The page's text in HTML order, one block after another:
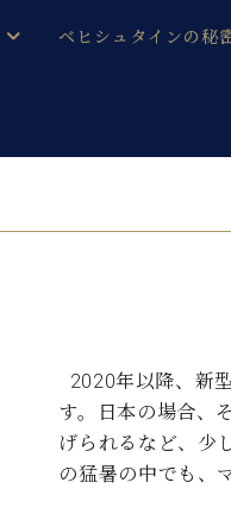
ベヒシュタイン レジデ
ン コンサート
ン・ジャパンの取り組
ベヒシュタインの秘
ベヒシュタインを弾
ベヒシュタイン・シ
ュタイン・シュー
・セントラム 東京
2020年以降、新
す。日本の場合、
げられるなど、少
の猛暑の中でも、